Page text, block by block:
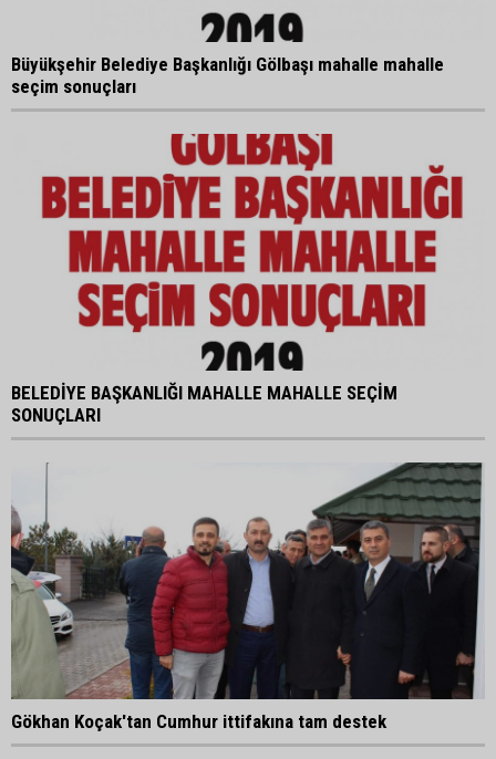
Büyükşehir Belediye Başkanlığı Gölbaşı mahalle mahalle
seçim sonuçları
BELEDİYE BAŞKANLIĞI MAHALLE MAHALLE SEÇİM
SONUÇLARI
Gökhan Koçak'tan Cumhur ittifakına tam destek